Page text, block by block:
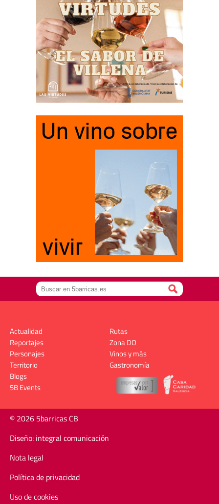
Actualidad
Reportajes
Personajes
Territorio
Rutas
Zona DO
Vinos y más
Gastronomía
Blogs
5B Events
© 2026 5barricas CB
Diseño: integral comunicación
Nota legal
Política de privacidad
Uso de cookies